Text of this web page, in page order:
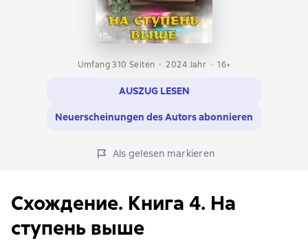
Umfang 310 Seiten 2024 Jahr 16+
AUSZUG LESEN
Neuerscheinungen des Autors abonnieren
Als gelesen markieren
Схождение. Книга 4. На
ступень выше